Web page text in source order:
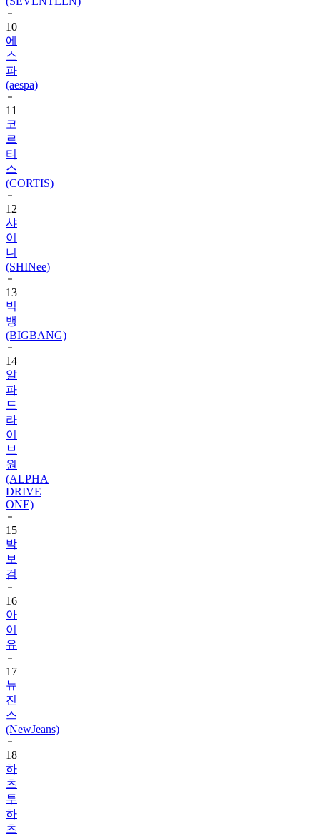
에
스
파
(aespa)
11
코
르
티
스
(CORTIS)
12
샤
이
니
(SHINee)
13
빅
뱅
(BIGBANG)
14
알
파
드
라
이
브
원
(ALPHA
DRIVE
ONE)
15
박
보
검
16
아
이
유
17
뉴
진
스
(NewJeans)
18
하
츠
투
하
츠
2